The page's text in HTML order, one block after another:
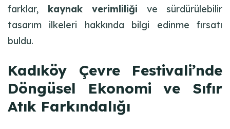
farklar, kaynak verimliliği ve sürdürülebilir
tasarım ilkeleri hakkında bilgi edinme fırsatı
buldu.
Kadıköy Çevre Festivali’nde
Döngüsel Ekonomi ve Sıfır
Atık Farkındalığı